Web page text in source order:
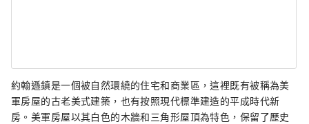
約翰遜鎮是一個被自然環繞的住宅和商業區，這裡既有被稱為美
軍房屋的古老美式建築，也有按照現代標準建造的平成時代新
房。美軍房屋以其白色的木牆和三角形屋頂為特色，保留了歷史